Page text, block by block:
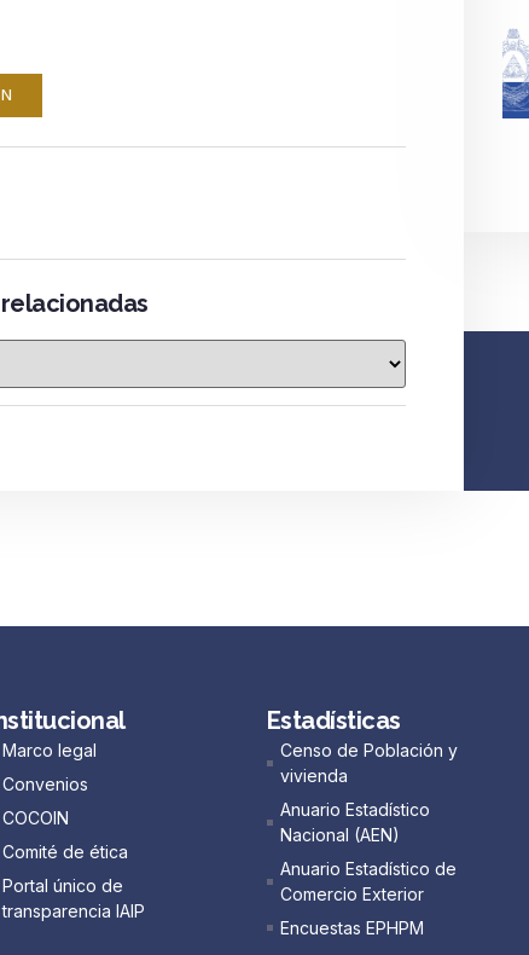
Marco legal
Convenios
COCOIN
Comité de ética
Portal único de
transparencia IAIP
Estadísticas
Censo de Población y
vivienda
Anuario Estadístico
Nacional (AEN)​
Anuario Estadístico de
Comercio Exterior
Encuestas EPHPM